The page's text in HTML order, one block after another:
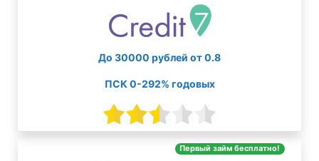
До 30000 рублей от 0.8
ПСК 0-292% годовых
Первый займ бесплатно!